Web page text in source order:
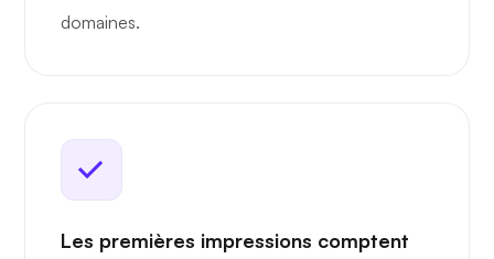
domaines.
Les premières impressions comptent